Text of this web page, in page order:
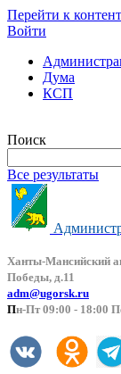
Перейти к
Войти
Дума
КСП
Поиск
Все результаты
Ханты-Мансийский
Победы, д.11
adm@ugorsk.ru
Пн-Пт 09:00 - 18:00